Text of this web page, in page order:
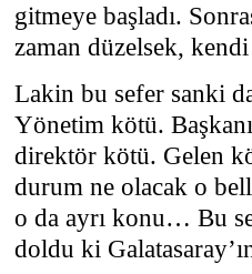
gitmeye başladı.
zaman düzelsek,
Lakin bu sefer sanki
Yönetim kötü.
direktör kötü. Gelen
durum ne olacak o
o da ayrı konu… Bu
doldu ki